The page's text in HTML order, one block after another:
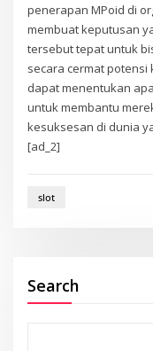
penerapan MPoid di
membuat keputusan
tersebut tepat untuk
secara cermat
dapat menentukan
untuk membantu
kesuksesan di dunia
[ad_2]
slot
Search